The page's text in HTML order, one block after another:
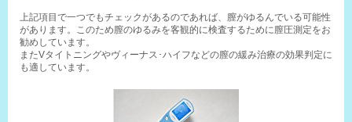
上記項目で一つでもチェックがあるのであれば、膣がゆるんでいる可能性
があります。このため膣のゆるみを客観的に検査するために膣圧測定をお
勧めしています。
またVタイトニングやヴィーナス･ハイフなどの膣の緩み治療の効果判定に
も適しています。